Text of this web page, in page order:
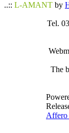
..:: L-AMANT by
Tel.
The
Affero